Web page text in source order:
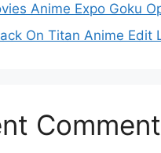
Anime Expo Goku
On Titan Anime Edit